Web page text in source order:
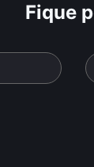
Fique